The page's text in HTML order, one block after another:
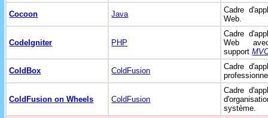
Cocoon Java
Cadre
Web.
CodeIgniter PHP
Cadre
Web
support
ColdBox ColdFusion
Cadre
ColdFusion on Wheels ColdFusion
Cadre
système.